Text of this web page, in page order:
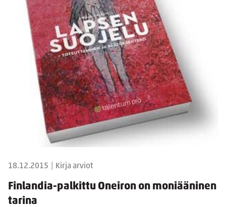
18.12.2015 Kirja arviot
Finlandia-palkittu Oneiron on moniääninen
tarina